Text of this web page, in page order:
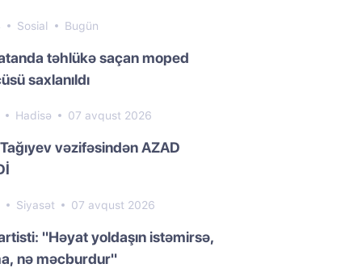
Sosial Bugün
təhlükə saçan moped
saxlanıldı
Hadisə 07 avqust 2026
vəzifəsindən AZAD
Siyasət 07 avqust 2026
"Həyat yoldaşın istəmirsə,
nə məcburdur"